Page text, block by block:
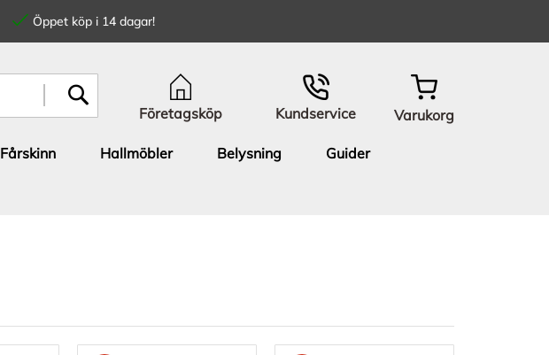
Öppet köp i 14 dagar!
Företagsköp Kundservice Varukorg
Fårskinn Hallmöbler Belysning
Guider